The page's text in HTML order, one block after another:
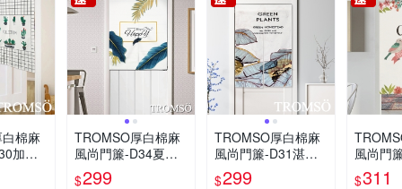
棉麻
加州
TROMSO厚白棉麻
風尚門簾-D34夏日
樂活
$299
TROMSO厚白棉麻
風尚門簾-D31湛藍
夏葉
$299
風尚門
喜鵲
$311